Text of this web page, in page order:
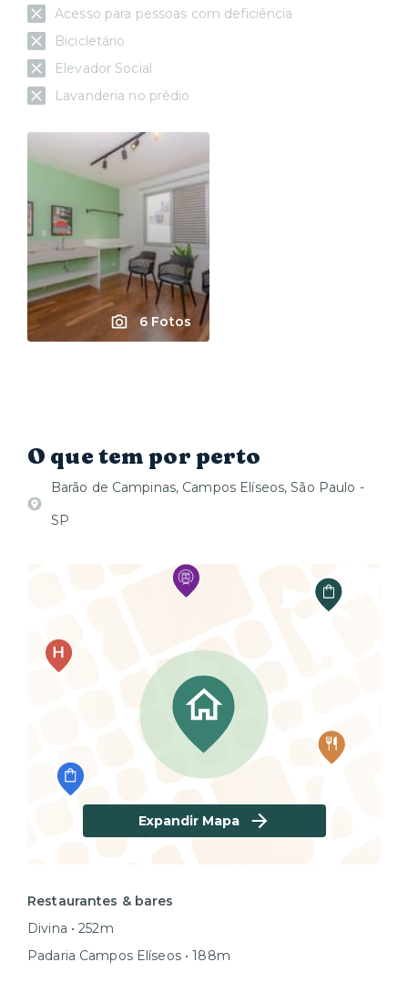
Acesso para pessoas com deficiência
Bicicletário
Elevador Social
Lavanderia no prédio
6 Fotos
O que tem por perto
Barão de Campinas, Campos Elíseos, São Paulo -
SP
Expandir Mapa
Restaurantes & bares
Divina • 252m
Padaria Campos Elíseos • 188m